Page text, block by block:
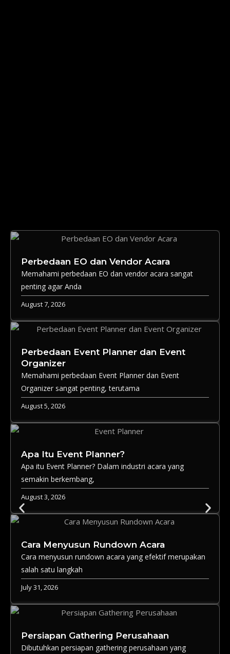
Perbedaan EO dan Vendor Acara
Memahami perbedaan EO dan vendor acara sangat
penting agar Anda
August 7, 2026
Perbedaan Event Planner dan Event
Organizer
Memahami perbedaan Event Planner dan Event
Organizer sangat penting, terutama
August 5, 2026
Apa Itu Event Planner?
Apa itu Event Planner? Dalam industri acara yang
semakin berkembang,
August 3, 2026
Cara Menyusun Rundown Acara
Cara menyusun rundown acara yang efektif merupakan
salah satu langkah
July 31, 2026
Persiapan Gathering Perusahaan
Dibutuhkan persiapan gathering perusahaan yang